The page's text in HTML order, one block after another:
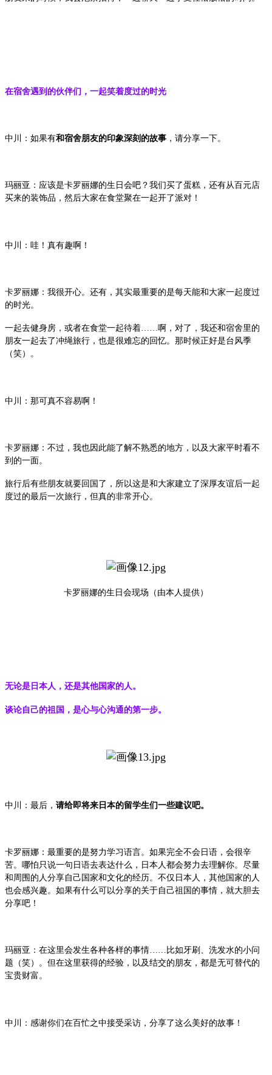
在宿舍遇到的伙伴们，一起笑着度过的时光
中川：如果有和宿舍朋友的印象深刻的故事 ，请分享一下。
玛丽亚：应该是卡罗丽娜的生日会吧？我们买了蛋糕，还有从百元店
买来的装饰品，然后大家在食堂聚在一起开了派对！
中川：哇！真有趣啊！
卡罗丽娜：我很开心。还有，其实最重要的是每天能和大家一起度过
的时光。
一起去健身房，或者在食堂一起待着……啊，对了，我还和宿舍里的
朋友一起去了冲绳旅行，也是很难忘的回忆。那时候正好是台风季
（笑）。
中川：那可真不容易啊！
卡罗丽娜：不过，我也因此能了解不熟悉的地方，以及大家平时看不
到的一面。
旅行后有些朋友就要回国了，所以这是和大家建立了深厚友谊后一起
度过的最后一次旅行，但真的非常开心。
卡罗丽娜的生日会现场（由本人提供）
无论是日本人，还是其他国家的人。
谈论自己的祖国，是心与心沟通的第一步。
中川：最后， 请给即将来日本的留学生们一些建议吧。
卡罗丽娜：最重要的是努力学习语言。如果完全不会日语，会很辛
苦。哪怕只说一句日语去表达什么，日本人都会努力去理解你。尽量
和周围的人分享自己国家和文化的经历。不仅日本人，其他国家的人
也会感兴趣。如果有什么可以分享的关于自己祖国的事情，就大胆去
分享吧！
玛丽亚：在这里会发生各种各样的事情……比如牙刷、洗发水的小问
题（笑）。但在这里获得的经验，以及结交的朋友，都是无可替代的
宝贵财富。
中川：感谢你们在百忙之中接受采访，分享了这么美好的故事！